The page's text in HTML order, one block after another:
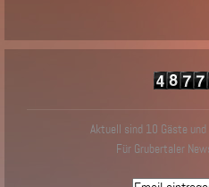
Aktuell sind 10 Gäste
Für Grubertaler